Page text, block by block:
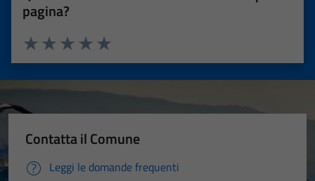
pagina?
Valuta 5 stelle su 5
Valuta 4 stelle su 5
Valuta 3 stelle su 5
Valuta 2 stelle su 5
Valuta 1 stelle su 5
Contatta il Comune
Leggi le domande frequenti